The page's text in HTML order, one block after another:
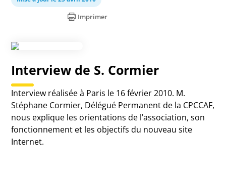
Imprimer
Interview de S. Cormier
Interview réalisée à Paris le 16 février 2010. M.
Stéphane Cormier, Délégué Permanent de la CPCCAF,
nous explique les orientations de l’association, son
fonctionnement et les objectifs du nouveau site
Internet.